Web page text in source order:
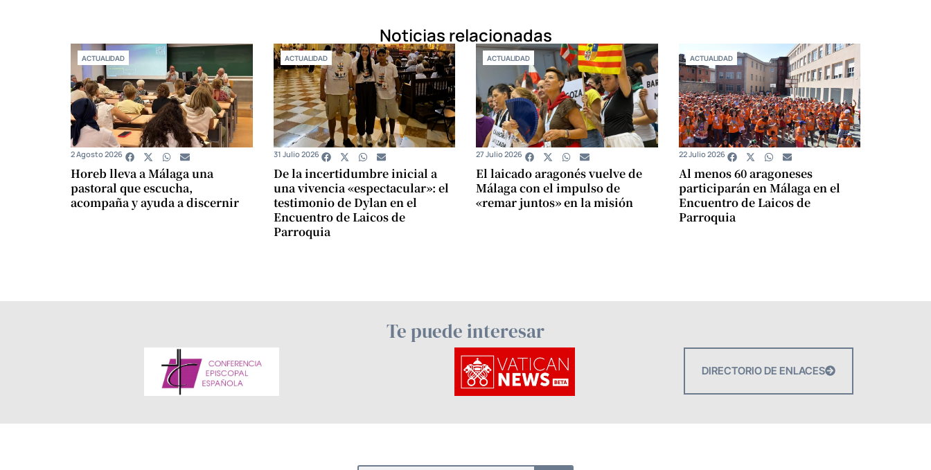
Noticias relacionadas
ACTUALIDAD
Horeb lleva a Málaga una
pastoral que escucha,
acompaña y ayuda a discernir
2 Agosto 2026
ACTUALIDAD
De la incertidumbre inicial a
una vivencia «espectacular»: el
testimonio de Dylan en el
Encuentro de Laicos de
Parroquia
31 Julio 2026
ACTUALIDAD
El laicado aragonés vuelve de
Málaga con el impulso de
«remar juntos» en la misión
27 Julio 2026
ACTUALIDAD
Al menos 60 aragoneses
participarán en Málaga en el
Encuentro de Laicos de
Parroquia
22 Julio 2026
Te puede interesar
DIRECTORIO DE ENLACES